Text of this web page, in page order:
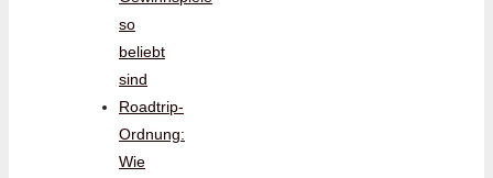
so
beliebt
sind
Roadtrip-
Ordnung:
Wie